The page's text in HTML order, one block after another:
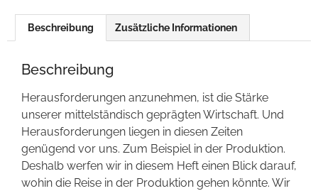
Beschreibung Zusätzliche Informationen
Beschreibung
Herausforderungen anzunehmen, ist die Stärke
unserer mittelständisch geprägten Wirtschaft. Und
Herausforderungen liegen in diesen Zeiten
genügend vor uns. Zum Beispiel in der Produktion.
Deshalb werfen wir in diesem Heft einen Blick darauf,
wohin die Reise in der Produktion gehen könnte. Wir